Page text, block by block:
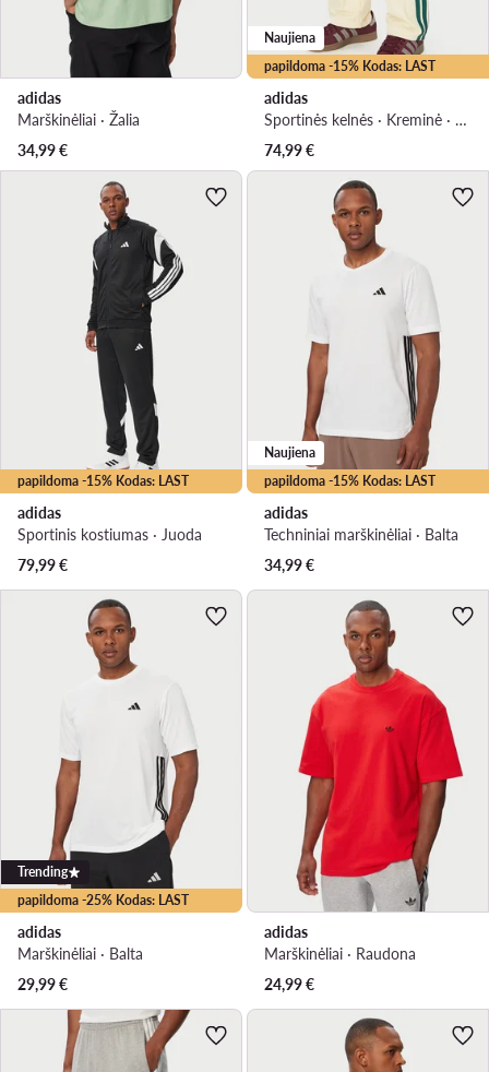
adidas
Marškinėliai · Žalia
34,99€
papildoma -15% Kodas: LAST
Naujiena
adidas
Sportinės kelnės · Kreminė · Regular Fit
74,99€
papildoma -15% Kodas: LAST
adidas
Sportinis kostiumas · Juoda
79,99€
papildoma -15% Kodas: LAST
Naujiena
adidas
Techniniai marškinėliai · Balta
34,99€
papildoma -25% Kodas: LAST
Trending
adidas
Marškinėliai · Balta
29,99€
adidas
Marškinėliai · Raudona
24,99€